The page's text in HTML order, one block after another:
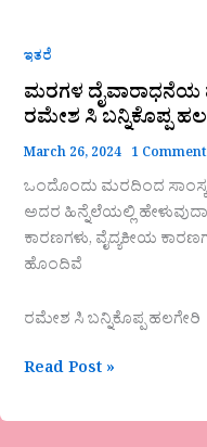
ಇತರೆ
ಮರಗಳ
ರಮೇಶ ಸಿ ಬನ್ನಿಕೊಪ್ಪ
March 26, 2024 1 Comment
ಒಂದೊಂದು ಮರದಿಂದ
ಅದರ ಹಿನ್ನೆಲೆಯಲ್ಲಿ
ಕಾರಣಗಳು, ವೈದ್ಯಕೀಯ
ಹೊಂದಿವೆ
ರಮೇಶ ಸಿ ಬನ್ನಿಕೊಪ್ಪ ಹಲಗೇರಿ
Read Post »